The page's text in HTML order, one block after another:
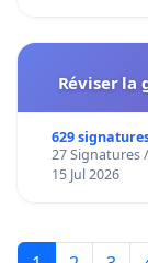
Réviser la
629
27 Signatures
15 Jul 2026